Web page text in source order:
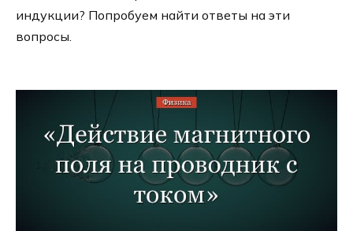
индукции? Попробуем найти ответы на эти
вопросы.